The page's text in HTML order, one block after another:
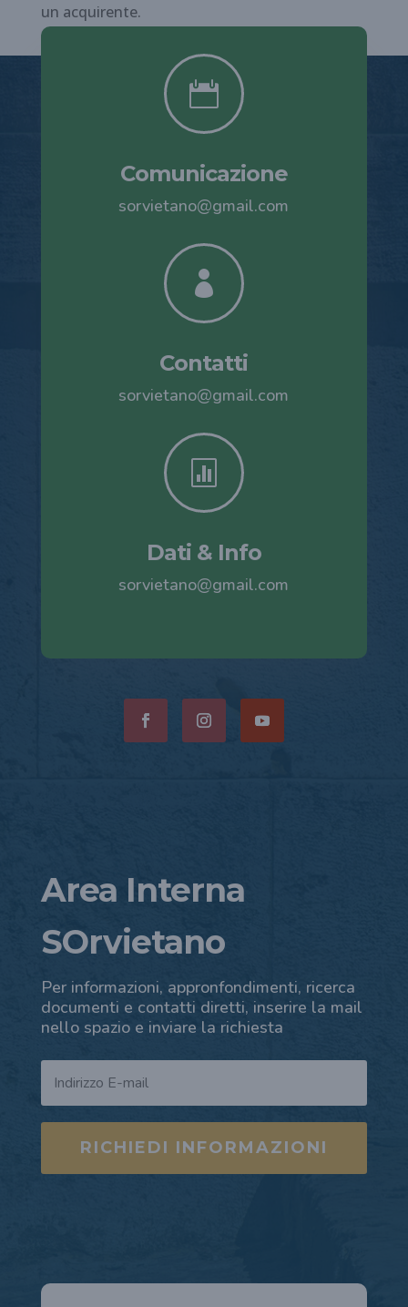
un acquirente.

Comunicazione
sorvietano@gmail.com

Contatti
sorvietano@gmail.com

Dati & Info
sorvietano@gmail.com
Area Interna
SOrvietano
Per informazioni, appronfondimenti, ricerca
documenti e contatti diretti, inserire la mail
nello spazio e inviare la richiesta
RICHIEDI INFORMAZIONI